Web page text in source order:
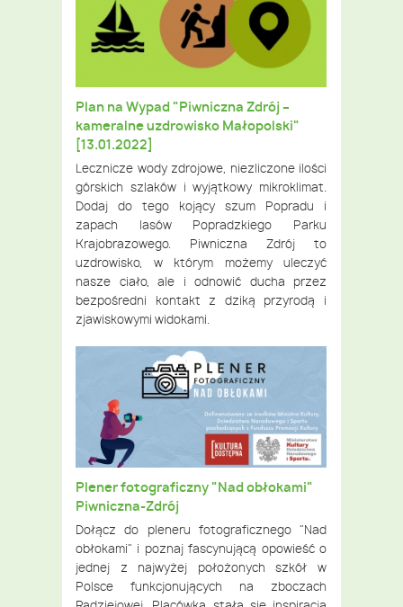
Plan na Wypad "Piwniczna Zdrój –
kameralne uzdrowisko Małopolski"
[13.01.2022]
Lecznicze wody zdrojowe, niezliczone ilości
górskich szlaków i wyjątkowy mikroklimat.
Dodaj do tego kojący szum Popradu i
zapach lasów Popradzkiego Parku
Krajobrazowego. Piwniczna Zdrój to
uzdrowisko, w którym możemy uleczyć
nasze ciało, ale i odnowić ducha przez
bezpośredni kontakt z dziką przyrodą i
zjawiskowymi widokami.
Plener fotograficzny "Nad obłokami"
Piwniczna-Zdrój
Dołącz do pleneru fotograficznego "Nad
obłokami" i poznaj fascynującą opowieść o
jednej z najwyżej położonych szkół w
Polsce funkcjonujących na zboczach